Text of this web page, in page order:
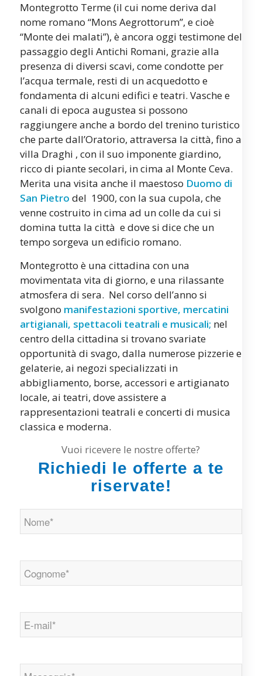
Montegrotto Terme (il cui nome deriva dal
nome romano “Mons Aegrottorum”, e cioè
“Monte dei malati”), è ancora oggi testimone del
passaggio degli Antichi Romani, grazie alla
presenza di diversi scavi, come condotte per
l’acqua termale, resti di un acquedotto e
fondamenta di alcuni edifici e teatri. Vasche e
canali di epoca augustea si possono
raggiungere anche a bordo del trenino turistico
che parte dall’Oratorio, attraversa la città, fino a
villa Draghi , con il suo imponente giardino,
ricco di piante secolari, in cima al Monte Ceva.
Merita una visita anche il maestoso Duomo di
San Pietro del 1900, con la sua cupola, che
venne costruito in cima ad un colle da cui si
domina tutta la città e dove si dice che un
tempo sorgeva un edificio romano.
Montegrotto è una cittadina con una
movimentata vita di giorno, e una rilassante
atmosfera di sera. Nel corso dell’anno si
svolgono manifestazioni sportive, mercatini
artigianali, spettacoli teatrali e musicali; nel
centro della cittadina si trovano svariate
opportunità di svago, dalla numerose pizzerie e
gelaterie, ai negozi specializzati in
abbigliamento, borse, accessori e artigianato
locale, ai teatri, dove assistere a
rappresentazioni teatrali e concerti di musica
classica e moderna.
Vuoi ricevere le nostre offerte?
Richiedi le offerte a te
riservate!